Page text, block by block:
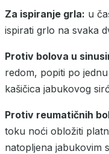
Za ispiranje grla: u
ispirati grlo na svaka
Protiv bolova u
redom, popiti po
kašičica jabukovog
Protiv reumatičnih
toku noći obložiti
natopljena jabukovim